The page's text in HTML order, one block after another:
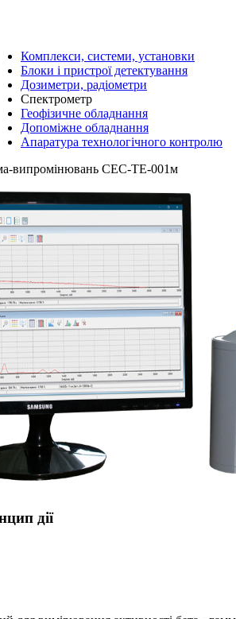
Комплекси, системи, установки
Блоки і пристрої детектування
Дозиметри, радіометри
Спектрометр
Геофізичне обладнання
Допоміжне обладнання
Апаратура технологічного контролю
випромінювань СЕС-ТЕ-001м
дії